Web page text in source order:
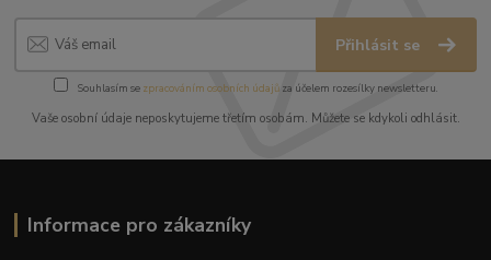
Přihlásit se
Souhlasím se zpracováním osobních údajůza účelem rozesílky newsletteru.
Vaše osobní údaje neposkytujeme třetím osobám. Můžete se kdykoli odhlásit.
Informace pro zákazníky